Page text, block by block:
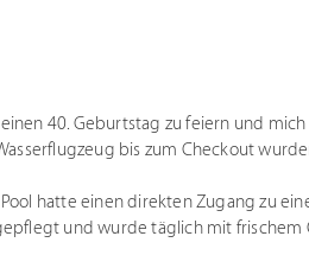
40. Geburtstag zu feiern und
bis zum Checkout
hatte einen direkten Zugang zu
und wurde täglich mit frischem